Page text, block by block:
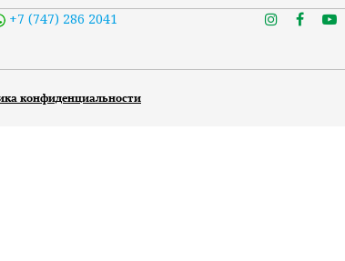
+7 (747) 286 2041
конфиденциальности